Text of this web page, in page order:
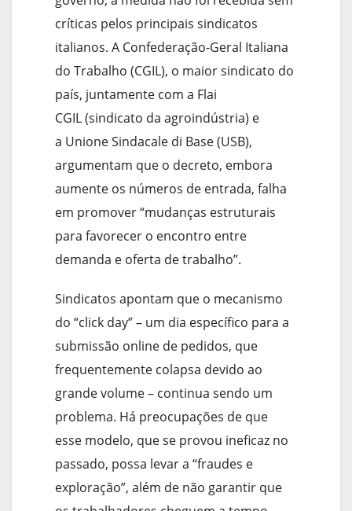
críticas pelos principais sindicatos
italianos. A Confederação-Geral Italiana
do Trabalho (CGIL), o maior sindicato do
país, juntamente com a Flai
CGIL (sindicato da agroindústria) e
a Unione Sindacale di Base (USB),
argumentam que o decreto, embora
aumente os números de entrada, falha
em promover “mudanças estruturais
para favorecer o encontro entre
demanda e oferta de trabalho”.
Sindicatos apontam que o mecanismo
do “click day” – um dia específico para a
submissão online de pedidos, que
frequentemente colapsa devido ao
grande volume – continua sendo um
problema. Há preocupações de que
esse modelo, que se provou ineficaz no
passado, possa levar a “fraudes e
exploração”, além de não garantir que